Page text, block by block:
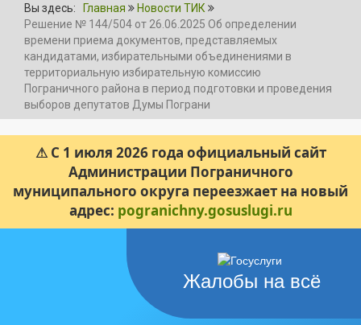
Вы здесь: Главная
Новости ТИК
Решение № 144/504 от 26.06.2025 Об определении
времени приема документов, представляемых
кандидатами, избирательными объединениями в
территориальную избирательную комиссию
Пограничного района в период подготовки и проведения
выборов депутатов Думы Пограни
⚠ С 1 июля 2026 года официальный сайт
Администрации Пограничного
муниципального округа переезжает на новый
адрес: pogranichny.gosuslugi.ru
Жалобы на всё